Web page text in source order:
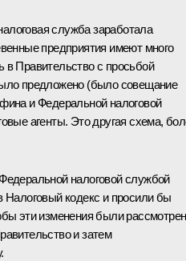
служба заработала
предприятия имеют много
Правительство с просьбой
предложено (было совещание
и Федеральной налоговой
агенты. Это другая схема,
налоговой службой
Налоговый кодекс и просили бы
эти изменения были
и затем